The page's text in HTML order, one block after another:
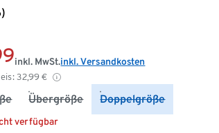
32,99 €
inkl. MwSt.inkl. Versandkosten
Übergröße Doppelgröße
verfügbar